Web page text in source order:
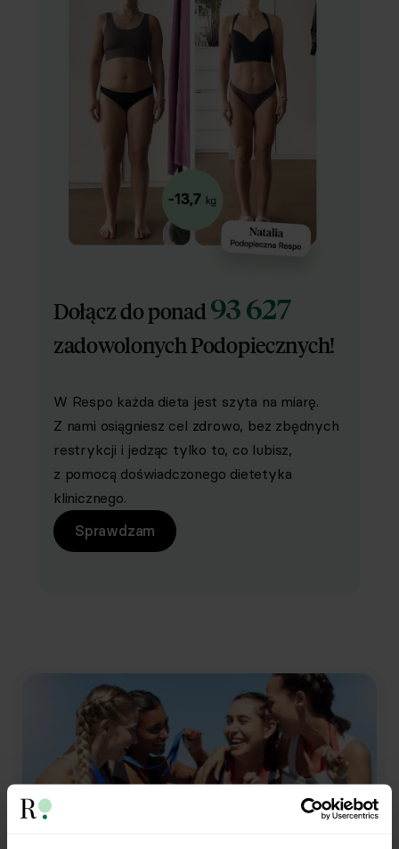
Dołącz do ponad93 627
zadowolonych Podopiecznych!
W Respo każda dieta jest szyta na miarę.
Z nami osiągniesz cel zdrowo, bez zbędnych
restrykcji i jedząc tylko to, co lubisz,
z pomocą doświadczonego dietetyka
klinicznego.
Sprawdzam